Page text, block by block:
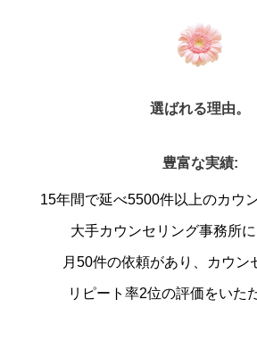
選ばれる理由。
豊富な実績:
15年間で延べ5500件以上のカウ
大手カウンセリング事務所に
月50件の依頼があり、カウン
リピート率2位の評価をいた